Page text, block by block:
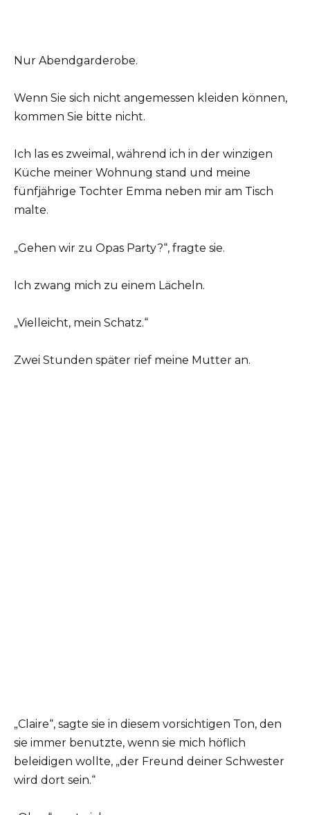
Nur Abendgarderobe.
Wenn Sie sich nicht angemessen kleiden können,
kommen Sie bitte nicht.
Ich las es zweimal, während ich in der winzigen
Küche meiner Wohnung stand und meine
fünfjährige Tochter Emma neben mir am Tisch
malte.
„Gehen wir zu Opas Party?“, fragte sie.
Ich zwang mich zu einem Lächeln.
„Vielleicht, mein Schatz.“
Zwei Stunden später rief meine Mutter an.
„Claire“, sagte sie in diesem vorsichtigen Ton, den
sie immer benutzte, wenn sie mich höflich
beleidigen wollte, „der Freund deiner Schwester
wird dort sein.“